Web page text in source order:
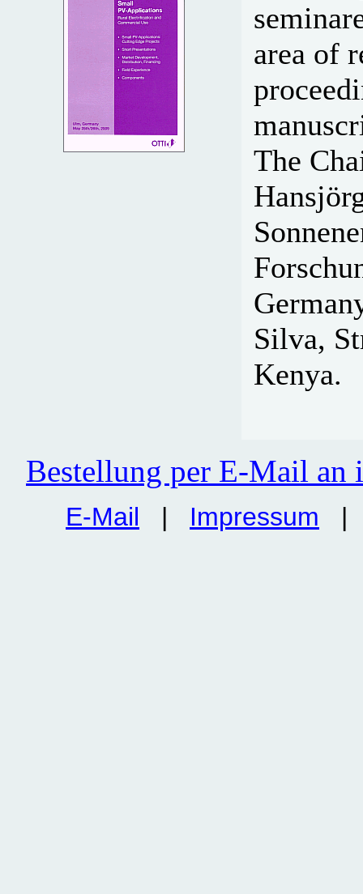
area of
The
Silva,
Kenya.
Bestellung per E-Mail an
E-Mail | Impressum